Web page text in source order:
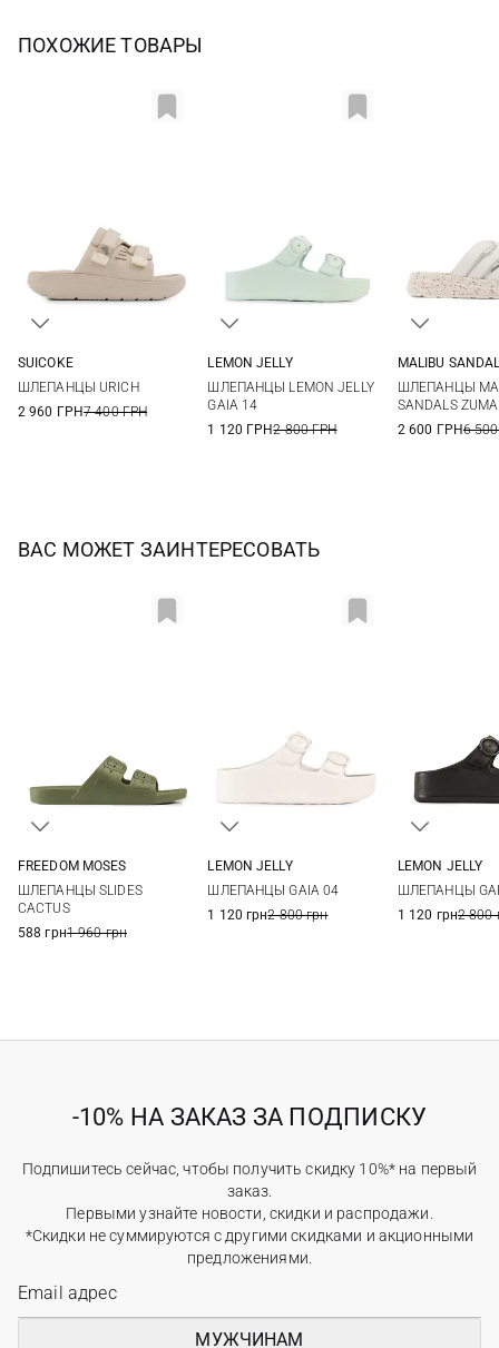
ПОХОЖИЕ ТОВАРЫ
SUICOKE
ШЛЕПАНЦЫ URICH
2 960 ГРН7 400 ГРН
40
41
LEMON JELLY
ШЛЕПАНЦЫ LEMON JELLY
GAIA 14
1 120 ГРН2 800 ГРН
10 US
MALIBU
ШЛЕПАНЦЫ
SANDALS
2 600 ГРН6
ВАС МОЖЕТ ЗАИНТЕРЕСОВАТЬ
39/40
FREEDOM MOSES
ШЛЕПАНЦЫ SLIDES
CACTUS
588 грн1 960 грн
LEMON JELLY
ШЛЕПАНЦЫ GAIA 04
1 120 грн2 800 грн
LEMON JELLY
ШЛЕПАНЦЫ
1 120 грн2 800
-10% НА ЗАКАЗ ЗА ПОДПИСКУ
Подпишитесь сейчас, чтобы получить скидку 10%* на первый
заказ.
Первыми узнайте новости, скидки и распродажи.
*Скидки не суммируются с другими скидками и акционными
предложениями.
МУЖЧИНАМ